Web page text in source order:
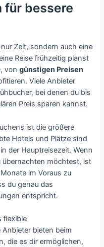
für bessere
Zeit, sondern auch eine
Reise frühzeitig planst
vongünstigen Preisen
Viele Anbieter
bei denen du bis
Preis sparen kannst.
ist die größere
Hotels und Plätze sind
der Hauptreisezeit. Wenn
möchtest, ist
im Voraus zu
du genau das
entspricht.
flexible
bieten beim
die es dir ermöglichen,